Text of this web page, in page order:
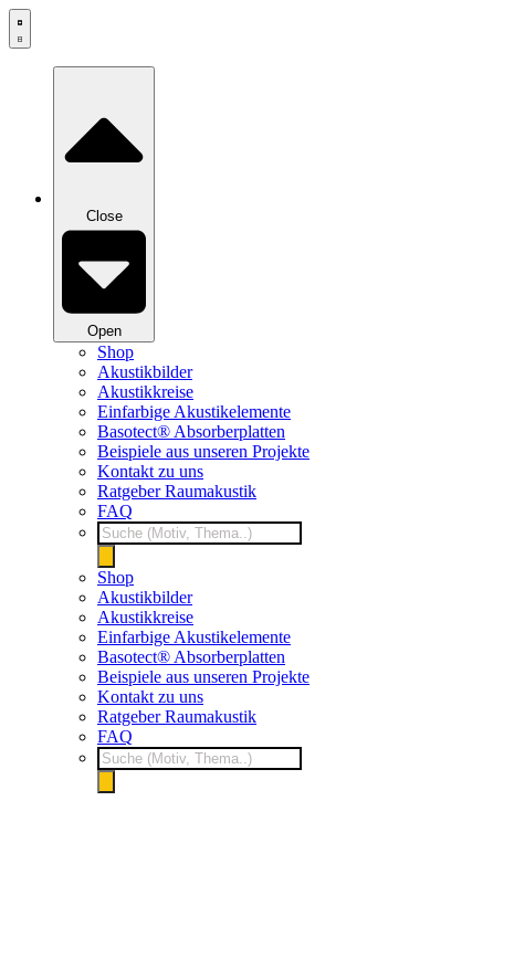
Zum
Inhalt
Close
Open
Shop
Akustikbilder
Akustikkreise
Einfarbige Akustikelemente
Basotect® Absorberplatten
Beispiele aus unseren Projekte
Kontakt zu uns
Ratgeber Raumakustik
FAQ
Products
search
Shop
Akustikbilder
Akustikkreise
Einfarbige Akustikelemente
Basotect® Absorberplatten
Beispiele aus unseren Projekte
Kontakt zu uns
Ratgeber Raumakustik
FAQ
Products
search